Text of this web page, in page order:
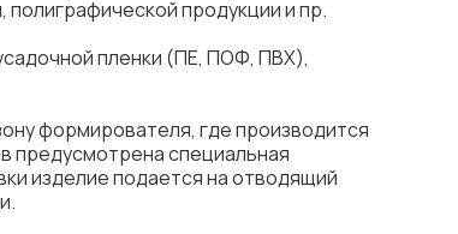
полиграфической продукции и пр.
пленки (ПЕ, ПОФ, ПВХ),
формирователя, где производится
предусмотрена специальная
изделие подается на отводящий